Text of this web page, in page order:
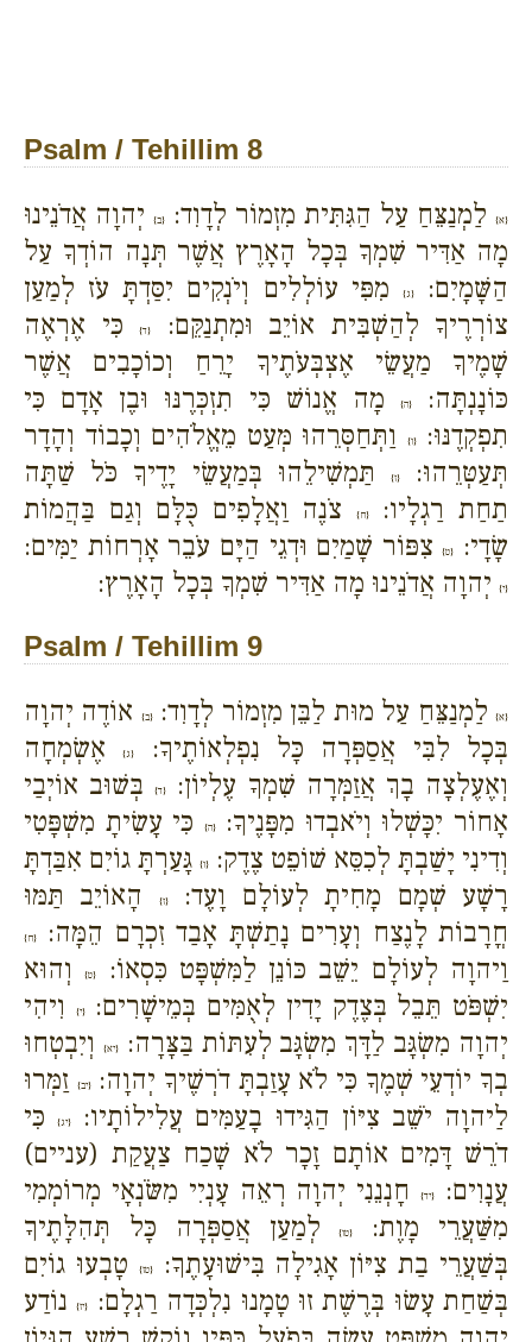
Psalm / Tehillim 8
{א} לַמְנַצֵּחַ עַל הַגִּתִּית מִזְמוֹר לְדָוִד: {ב}
יְהוָה אֲדֹנֵינוּ
מָה אַדִּיר שִׁמְךָ בְּכָל הָאָרֶץ אֲשֶׁר תְּנָה הוֹדְךָ עַל
הַשָּׁמָיִם:{ג}
מִפִּי עוֹלְלִים וְיֹנְקִים יִסַּדְתָּ עֹז לְמַעַן
צוֹרְרֶיךָ לְהַשְׁבִּית אוֹיֵב וּמִתְנַקֵּם:
{ד}
כִּי אֶרְאֶה
שָׁמֶיךָ מַעֲשֵׂי אֶצְבְּעֹתֶיךָ יָרֵחַ וְכוֹכָבִים אֲשֶׁר
כּוֹנָנְתָּה:{ה}
מָה אֱנוֹשׁ כִּי תִזְכְּרֶנּוּ וּבֶן אָדָם כִּי
תִפְקְדֶנּוּ:{ו}
וַתְּחַסְּרֵהוּ מְּעַט מֵאֱלֹהִים וְכָבוֹד וְהָדָר
תְּעַטְּרֵהוּ:{ז}
תַּמְשִׁילֵהוּ בְּמַעֲשֵׂי יָדֶיךָ כֹּל שַׁתָּה
תַחַת רַגְלָיו:{ח}
צֹנֶה וַאֲלָפִים כֻּלָּם וְגַם בַּהֲמוֹת
שָׂדָי:
{ט}צִפּוֹר שָׁמַיִם וּדְגֵי הַיָּם עֹבֵר אָרְחוֹת יַמִּים:
{י} יְהוָה אֲדֹנֵינוּ מָה אַדִּיר שִׁמְךָ בְּכָל הָאָרֶץ:
Psalm / Tehillim 9
{א}לַמְנַצֵּחַ עַל מוּת לַבֵּן מִזְמוֹר לְדָוִד:{ב}
אוֹדֶה יְהוָה
בְּכָל לִבִּי אֲסַפְּרָה כָּל נִפְלְאוֹתֶיךָ:
{ג}אֶשְׂמְחָה
וְאֶעֶלְצָה בָךְ אֲזַמְּרָה שִׁמְךָ עֶלְיוֹן:
{ד}בְּשׁוּב אוֹיְבַי
אָחוֹר יִכָּשְׁלוּ וְיֹאבְדוּ מִפָּנֶיךָ:{ה}
כִּי עָשִׂיתָ מִשְׁפָּטִי
וְדִינִי יָשַׁבְתָּ לְכִסֵּא שׁוֹפֵט צֶדֶק:
{ו} גָּעַרְתָּ גוֹיִם אִבַּדְתָּ
רָשָׁע שְׁמָם מָחִיתָ לְעוֹלָם וָעֶד:{ז}
הָאוֹיֵב תַּמּוּ
חֳרָבוֹת לָנֶצַח וְעָרִים נָתַשְׁתָּ אָבַד זִכְרָם הֵמָּה:
{ח}
וַיהוָה לְעוֹלָם יֵשֵׁב כּוֹנֵן לַמִּשְׁפָּט כִּסְאוֹ: {ט}וְהוּא
יִשְׁפֹּט תֵּבֵל בְּצֶדֶק יָדִין לְאֻמִּים בְּמֵישָׁרִים:{י}
וִיהִי
יְהוָה מִשְׂגָּב לַדָּךְ מִשְׂגָּב לְעִתּוֹת בַּצָּרָה:{יא}
וְיִבְטְחוּ
בְךָ יוֹדְעֵי שְׁמֶךָ כִּי לֹא עָזַבְתָּ דֹרְשֶׁיךָ יְהוָה:{יב}
זַמְּרוּ
לַיהוָה יֹשֵׁב צִיּוֹן הַגִּידוּ בָעַמִּים עֲלִילוֹתָיו:
{יג}כִּי
דֹרֵשׁ דָּמִים אוֹתָם זָכָר לֹא שָׁכַח צַעֲקַת (עניים)
עֲנָוִים:
{יד}חָנְנֵנִי יְהוָה רְאֵה עָנְיִי מִשֹּׂנְאָי מְרוֹמְמִי
מִשַּׁעֲרֵי מָוֶת:
{טו}לְמַעַן אֲסַפְּרָה כָּל תְּהִלָּתֶיךָ
בְּשַׁעֲרֵי בַת צִיּוֹן אָגִילָה בִּישׁוּעָתֶךָ:{טז}
טָבְעוּ גוֹיִם
בְּשַׁחַת עָשׂוּ בְּרֶשֶׁת זוּ טָמָנוּ נִלְכְּדָה רַגְלָם:
{יז}נוֹדַע